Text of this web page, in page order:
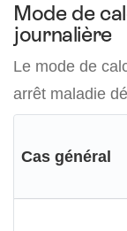
Mode de
journalière
Le mode de
arrêt maladie
Cas général